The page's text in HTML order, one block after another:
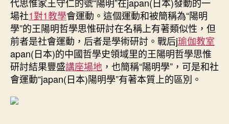
場社1對1教學會運動。這個運動和被簡稱為“陽明
學”的王陽明哲學思惟研討在名稱上有著類似性，但
前者是社會運動，后者是學術研討。戰后j瑜伽教室
apan(日本)的中國哲學史領域里的王陽明哲學思惟
研討結果豐盛講座場地 ，也簡稱“陽明學”，可是和社
會運動“japan(日本)陽明學”有著本質上的區別。